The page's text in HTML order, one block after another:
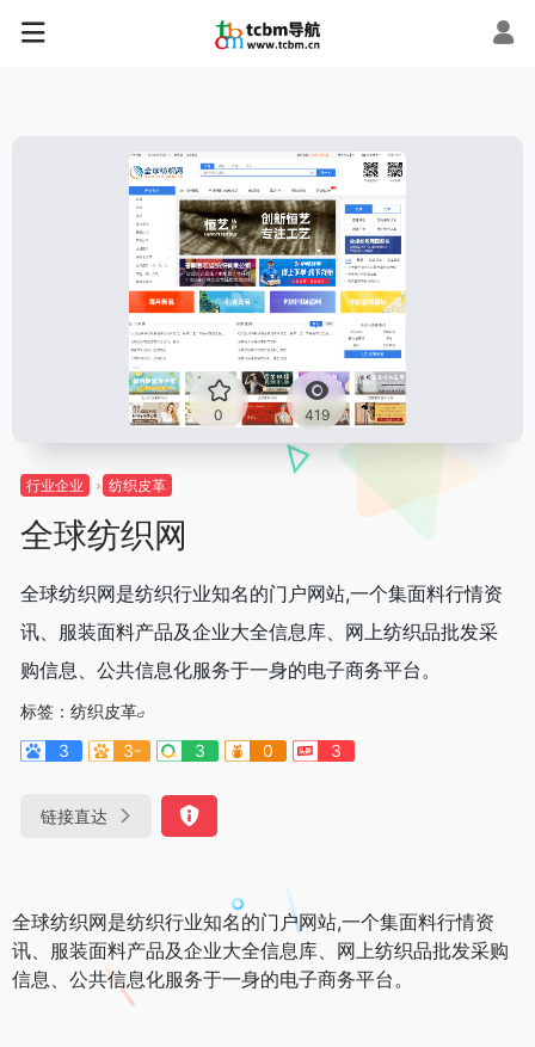
0 419
行业企业 纺织皮革
全球纺织网
全球纺织网是纺织行业知名的门户网站,一个集面料行情资
讯、服装面料产品及企业大全信息库、网上纺织品批发采
购信息、公共信息化服务于一身的电子商务平台。
标签： 纺织皮革
3
3- 3 0 3
链接直达
全球纺织网是纺织行业知名的门户网站,一个集面料行情资
讯、服装面料产品及企业大全信息库、网上纺织品批发采购
信息、公共信息化服务于一身的电子商务平台。